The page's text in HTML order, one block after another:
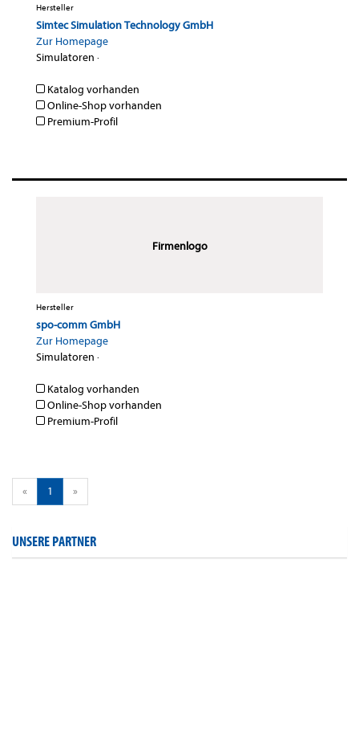
Hersteller
Simtec Simulation Technology GmbH
Zur Homepage
Simulatoren ·
Katalog vorhanden
Online-Shop vorhanden
Premium-Profil
Firmenlogo
Hersteller
spo-comm GmbH
Zur Homepage
Simulatoren ·
Katalog vorhanden
Online-Shop vorhanden
Premium-Profil
« 1 »
UNSERE PARTNER